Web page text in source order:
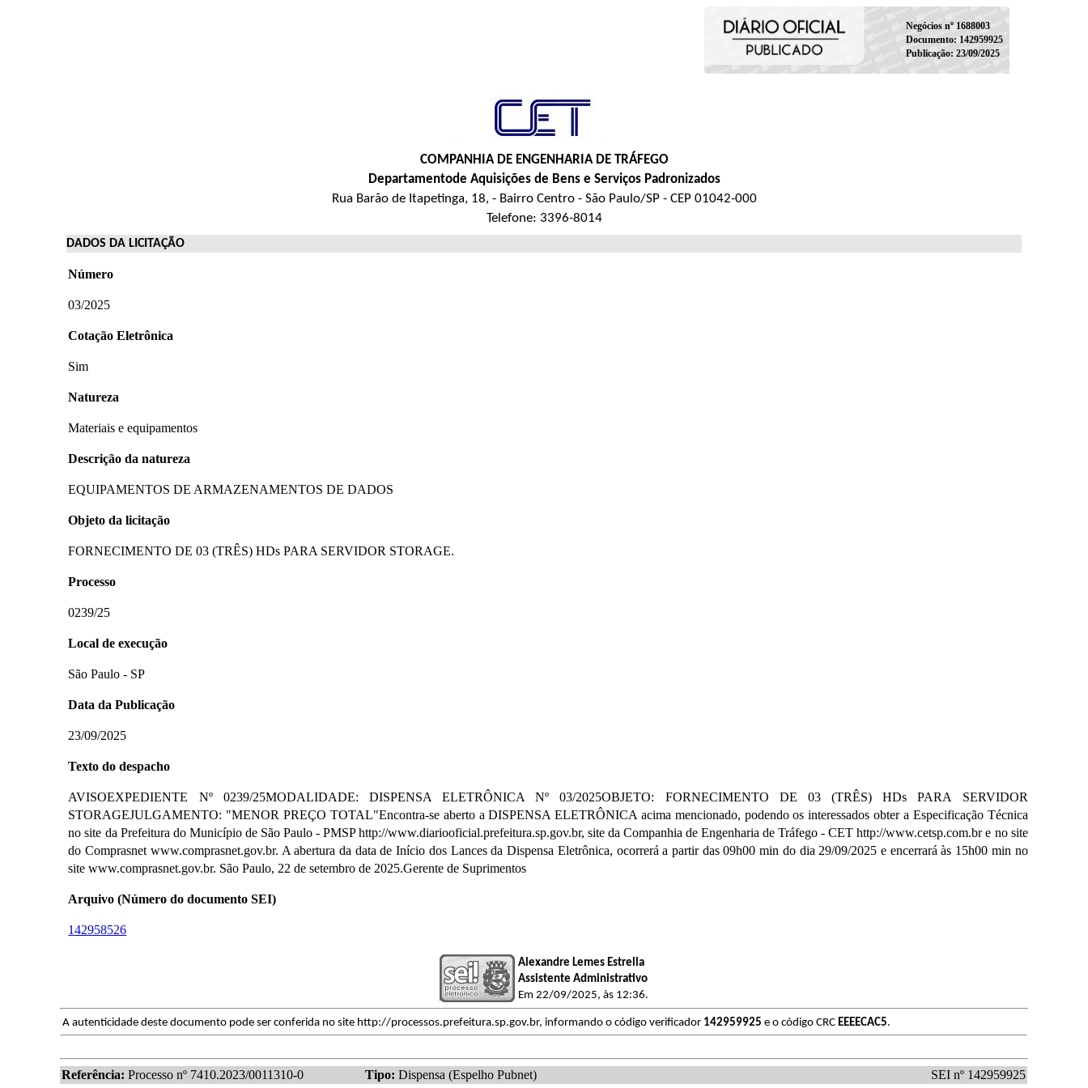
Negócios nº 1688003
Documento: 142959925
Publicação: 23/09/2025
COMPANHIA DE ENGENHARIA DE TRÁFEGO
Departamentode Aquisições de Bens e Serviços Padronizados
Rua Barão de Itapetinga, 18, - Bairro Centro - São Paulo/SP - CEP 01042-000
Telefone: 3396-8014
DADOS DA LICITAÇÃO
Número
03/2025
Cotação Eletrônica
Sim
Natureza
Materiais e equipamentos
Descrição da natureza
EQUIPAMENTOS DE ARMAZENAMENTOS DE DADOS
Objeto da licitação
FORNECIMENTO DE 03 (TRÊS) HDs PARA SERVIDOR STORAGE.
Processo
0239/25
Local de execução
São Paulo - SP
Data da Publicação
23/09/2025
Texto do despacho
AVISOEXPEDIENTE Nº 0239/25MODALIDADE: DISPENSA ELETRÔNICA Nº 03/2025OBJETO: FORNECIMENTO DE 03 (TRÊS) HDs PARA SERVIDOR
STORAGEJULGAMENTO: "MENOR PREÇO TOTAL"Encontra-se aberto a DISPENSA ELETRÔNICA acima mencionado, podendo os interessados obter a Especificação Técnica
no site da Prefeitura do Município de São Paulo - PMSP http://www.diariooficial.prefeitura.sp.gov.br, site da Companhia de Engenharia de Tráfego - CET http://www.cetsp.com.br e no site
do Comprasnet www.comprasnet.gov.br. A abertura da data de Início dos Lances da Dispensa Eletrônica, ocorrerá a partir das 09h00 min do dia 29/09/2025 e encerrará às 15h00 min no
site www.comprasnet.gov.br. São Paulo, 22 de setembro de 2025.Gerente de Suprimentos
Arquivo (Número do documento SEI)
142958526
Alexandre Lemes Estrella
Assistente Administrativo
Em 22/09/2025, às 12:36.
A autenticidade deste documento pode ser conferida no site http://processos.prefeitura.sp.gov.br, informando o código verificador 142959925 e o código CRC EEEECAC5.
Referência: Processo nº 7410.2023/0011310-0 Tipo: Dispensa (Espelho Pubnet) SEI nº 142959925